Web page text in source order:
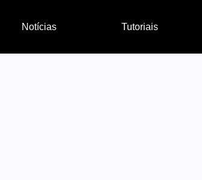
Notícias Tutoriais